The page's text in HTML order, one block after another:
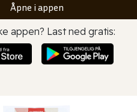
Åpne i appen
appen? Last ned gratis: